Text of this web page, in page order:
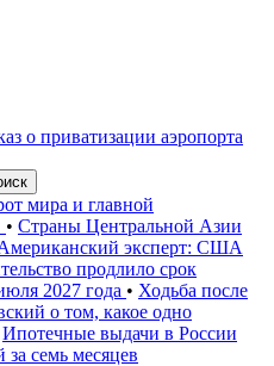
о приватизации аэропорта
мира и главной
• Страны Центральной Азии
эксперт: США
продлило срок
2027 года • Ходьба после
о том, какое одно
Ипотечные выдачи в России
за семь месяцев